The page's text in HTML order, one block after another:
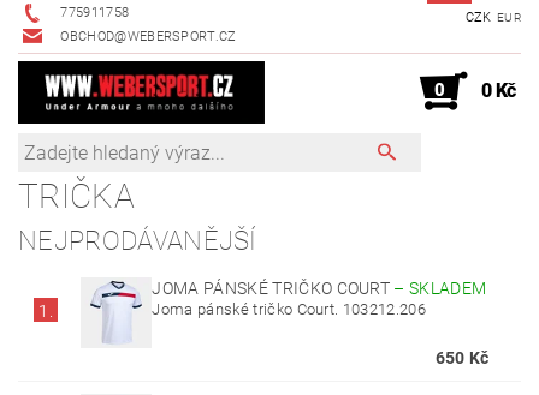
775911758
OBCHOD@WEBERSPORT.CZ
CZK EUR
0 0 Kč
TRIČKA
NEJPRODÁVANĚJŠÍ
1.
JOMA PÁNSKÉ TRIČKO COURT –SKLADEM
Joma pánské tričko Court. 103212.206
650 Kč